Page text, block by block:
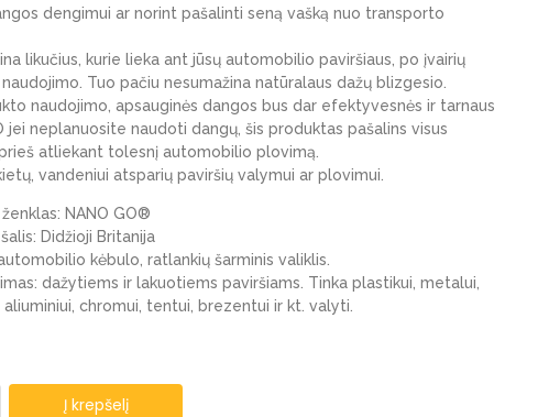
dengimui ar norint pašalinti seną vašką nuo transporto
likučius, kurie lieka ant jūsų automobilio paviršiaus, po įvairių
Tuo pačiu nesumažina natūralaus dažų blizgesio.
naudojimo, apsauginės dangos bus dar efektyvesnės ir tarnaus
jei neplanuosite naudoti dangų, šis produktas pašalins visus
atliekant tolesnį automobilio plovimą.
vandeniui atsparių paviršių valymui ar plovimui.
ženklas: NANO GO®
Didžioji Britanija
kėbulo, ratlankių šarminis valiklis.
dažytiems ir lakuotiems paviršiams. Tinka plastikui, metalui,
aliuminiui, chromui, tentui, brezentui ir kt. valyti.
Į krepšelį